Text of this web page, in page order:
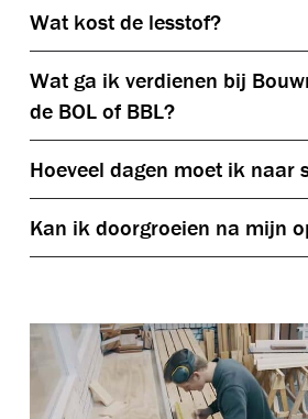
BBL
Wat kost de lesstof?
Wat ga ik verdienen bij
de BOL of BBL?
Hoeveel dagen moet ik naar
Kan ik doorgroeien na mijn